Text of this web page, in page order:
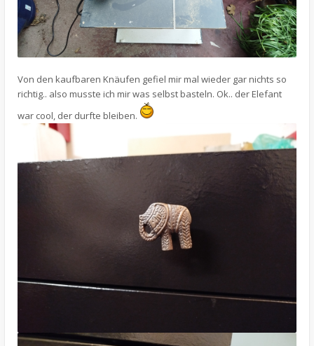
Von den kaufbaren Knäufen gefiel mir mal wieder gar nichts so
richtig.. also musste ich mir was selbst basteln. Ok.. der Elefant
war cool, der durfte bleiben.